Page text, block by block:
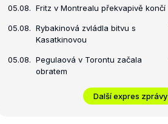
05.08. Fritz v Montrealu překvapivě končí
05.08. Rybakinová zvládla bitvu s
Kasatkinovou
05.08. Pegulaová v Torontu začala
obratem
Další expres zprávy